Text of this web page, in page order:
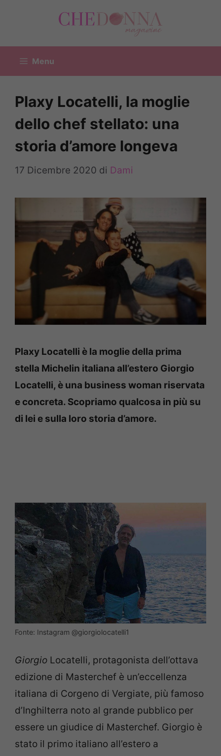
Menu
Plaxy Locatelli, la moglie
dello chef stellato: una
storia d’amore longeva
17 Dicembre 2020 di Dami
Plaxy Locatelli è la moglie della prima
stella Michelin italiana all’estero Giorgio
Locatelli, è una business woman riservata
e concreta. Scopriamo qualcosa in più su
di lei e sulla loro storia d’amore.
Fonte: Instagram @giorgiolocatelli1
Giorgio Locatelli, protagonista dell’ottava
edizione di Masterchef è un’eccellenza
italiana di Corgeno di Vergiate, più famoso
d’Inghilterra noto al grande pubblico per
essere un giudice di Masterchef. Giorgio è
stato il primo italiano all’estero a